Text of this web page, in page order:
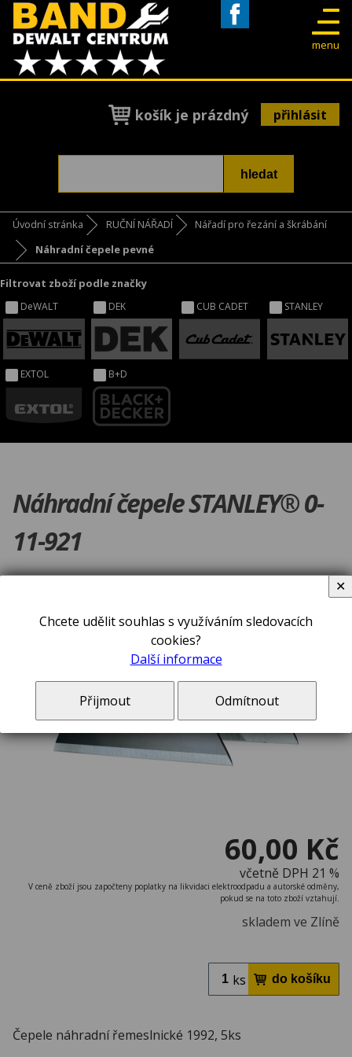
menu
košík je prázdný přihlásit
Úvodní stránka RUČNÍ NÁŘADÍ
Nářadí pro řezání a škrábání
Náhradní čepele pevné
Filtrovat zboží podle značky
DeWALT DEK CUB CADET STANLEY
EXTOL B+D
Náhradní čepele STANLEY® 0-
11-921
60,00 Kč
včetně DPH 21 %
V ceně zboží jsou započteny poplatky na likvidaci elektroodpadu a autorské odměny,
pokud se na toto zboží vztahují.
skladem ve Zlíně
ks
Čepele náhradní řemeslnické 1992, 5ks
Chcete udělit souhlas s využíváním sledovacích
cookies?
Další informace
Přijmout Odmítnout
✕